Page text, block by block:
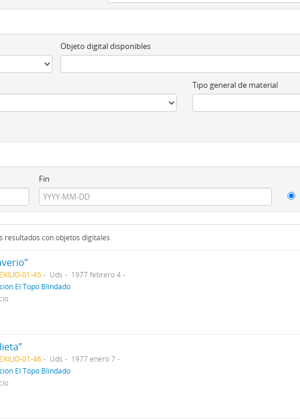
Objeto digital disponibles
Tipo general de material
Fin
resultados con objetos digitales
01-45 Uds
1977 febrero 4
El Topo Blindado
01-46 Uds
1977 enero 7
El Topo Blindado